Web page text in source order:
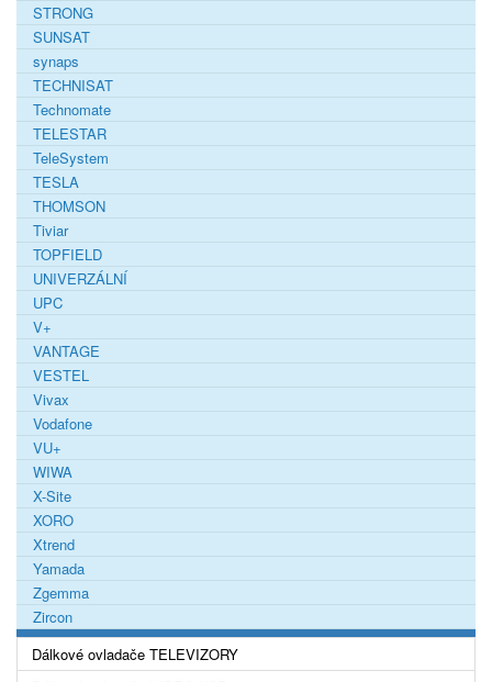
STRONG
SUNSAT
synaps
TECHNISAT
Technomate
TELESTAR
TeleSystem
TESLA
THOMSON
Tiviar
TOPFIELD
UNIVERZÁLNÍ
UPC
V+
VANTAGE
VESTEL
Vivax
Vodafone
VU+
WIWA
X-Site
XORO
Xtrend
Yamada
Zgemma
Zircon
Dálkové ovladače TELEVIZORY